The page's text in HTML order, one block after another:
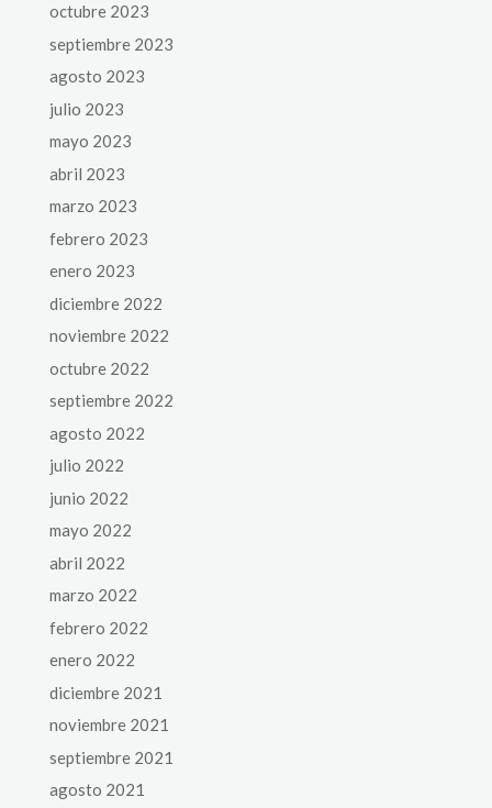
octubre 2023
septiembre 2023
agosto 2023
julio 2023
mayo 2023
abril 2023
marzo 2023
febrero 2023
enero 2023
diciembre 2022
noviembre 2022
octubre 2022
septiembre 2022
agosto 2022
julio 2022
junio 2022
mayo 2022
abril 2022
marzo 2022
febrero 2022
enero 2022
diciembre 2021
noviembre 2021
septiembre 2021
agosto 2021